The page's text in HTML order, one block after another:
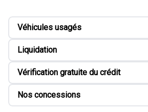
Véhicules usagés
Liquidation
Vérification gratuite du crédit
Nos concessions